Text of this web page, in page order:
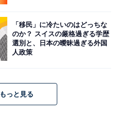
「移民」に冷たいのはどっちな
のか？ スイスの厳格過ぎる学歴
選別と、日本の曖昧過ぎる外国
人政策
っと見る